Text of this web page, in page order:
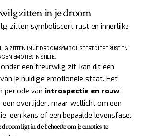
zitten in je droom
ZITTEN IN JE DROOM SYMBOLISEERT DIEPE RUST EN
EMOTIES IN STILTE.
een treurwilg zit, kan dit een
je huidige emotionele staat. Het
periode van introspectie en rouw,
overlijden, maar wellicht om een
een kans of een bepaalde levensfase.
droom ligt in de behoefte om je emoties te